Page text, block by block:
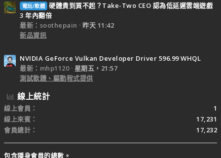
電玩/軟體 硬體貴到買不起？Take-Two CEO 認為低延遲雲端遊戲
3 年內翻倍
最新：soothepain
昨天 11:42
新品資訊
NVIDIA GeForce Vulkan Developer Driver 596.99 WHQL
最新：mhp1120
星期五，21:57
測試軟體、驅動程式提供
線上統計
線上會員
1
線上來賓
17,231
會員總計
17,232
包含隱身會員的總數。